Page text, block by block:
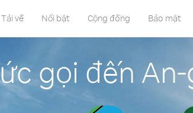
Tải về Nổi bật Cộng đồng Bảo mật
gọi đến